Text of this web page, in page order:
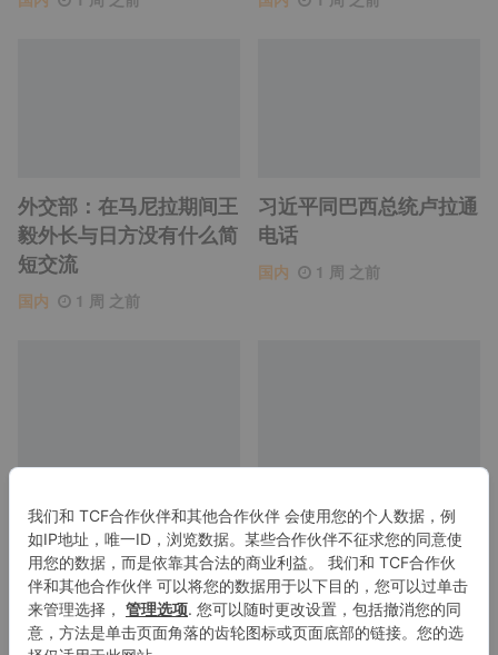
外交部：在马尼拉期间王
毅外长与日方没有什么简
短交流
国内 1 周 之前
习近平同巴西总统卢拉通
电话
国内 1 周 之前
【央视快评】不断开创基
础教育高质量发展新局面
国内 2 周 之前
【讲习所·中国与世界】
“人工智能是全人类共同
的智慧结晶和宝贵财富”
国内 2 周 之前